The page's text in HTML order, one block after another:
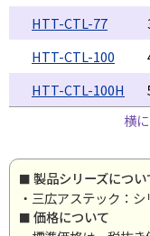
HTT-CTL-77
HTT-CTL-100
HTT-CTL-100H
横
製品シリーズについ
・三広アステック：
価格について